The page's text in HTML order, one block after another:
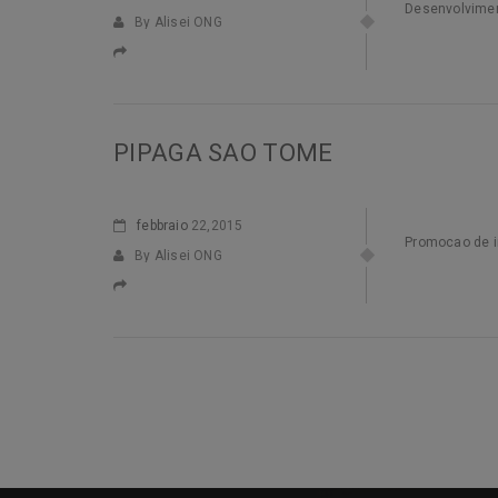
By Alisei ONG
PIPAGA SAO TOME
febbraio22,2015
By Alisei ONG
Promocao de